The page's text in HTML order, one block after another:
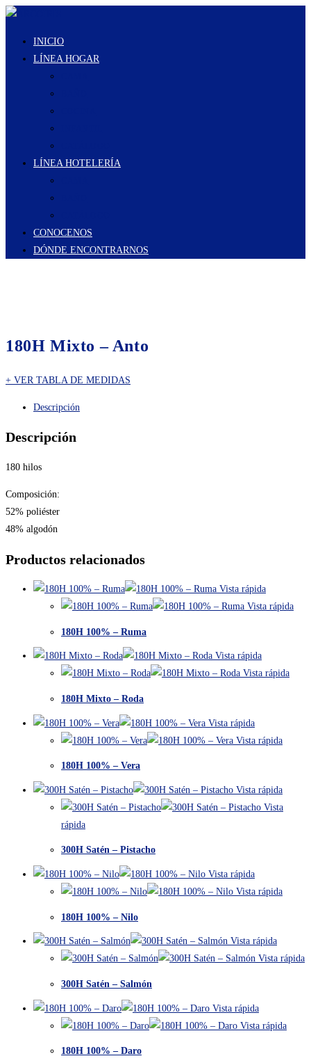
Ir
contenido
INICIO
LÍNEA HOGAR
LÍNEA HOTELERÍA
CONOCENOS
DÓNDE ENCONTRARNOS
180H Mixto – Anto
VER TABLA DE MEDIDAS
Descripción
Descripción
180 hilos
Composición:
52% poliéster
48% algodón
Productos relacionados
Vista rápida
Vista rápida
180H 100% – Ruma
Vista rápida
Vista rápida
180H Mixto – Roda
Vista rápida
Vista rápida
180H 100% – Vera
Vista rápida
Vista
rápida
300H Satén – Pistacho
Vista rápida
Vista rápida
180H 100% – Nilo
Vista rápida
Vista rápida
300H Satén – Salmón
Vista rápida
Vista rápida
180H 100% – Daro